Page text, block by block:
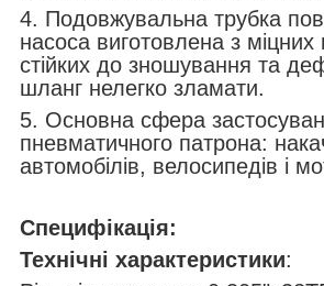
4. Подовжувальна трубка
насоса виготовлена з міцних
стійких до зношування та
шланг нелегко зламати.
5. Основна сфера
пневматичного патрона:
автомобілів, велосипедів і
Специфікація:
Технічні характеристики: